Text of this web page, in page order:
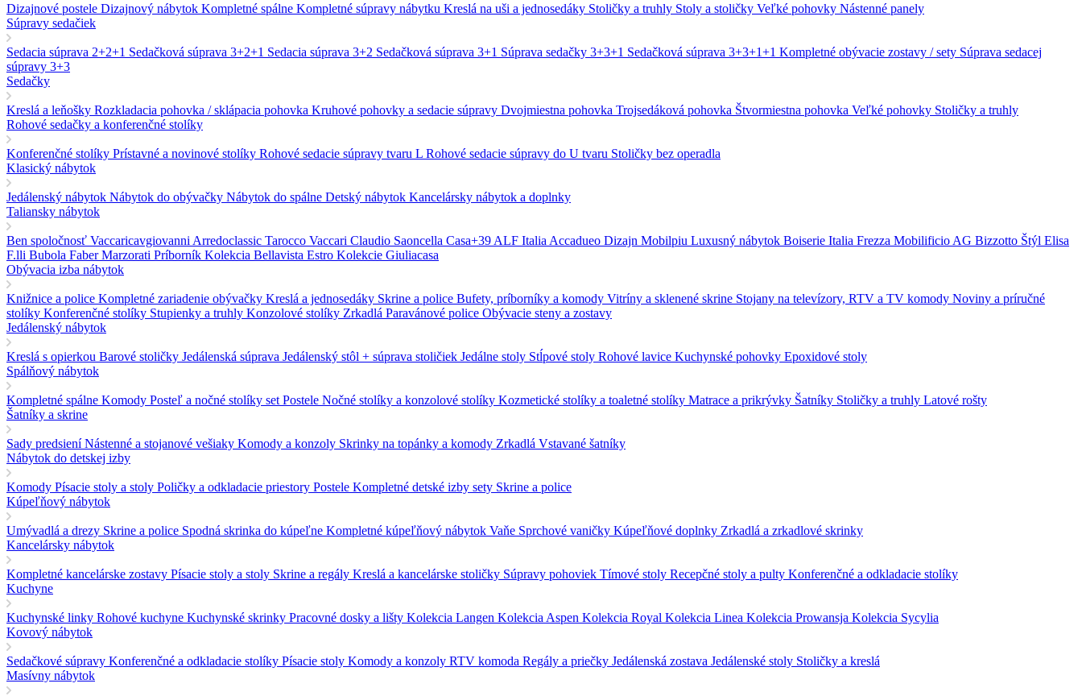
Dizajnové postele Dizajnový nábytok Kompletné spálne Kompletné súpravy nábytku Kreslá na uši a jednosedáky Stoličky a truhly Stoly a stoličky Veľké pohovky Nástenné panely
Súpravy sedačiek
Sedacia súprava 2+2+1 Sedačková súprava 3+2+1 Sedacia súprava 3+2 Sedačková súprava 3+1 Súprava sedačky 3+3+1 Sedačková súprava 3+3+1+1 Kompletné obývacie zostavy / sety Súprava sedacej
súpravy 3+3
Sedačky
Kreslá a leňošky Rozkladacia pohovka / sklápacia pohovka Kruhové pohovky a sedacie súpravy Dvojmiestna pohovka Trojsedáková pohovka Štvormiestna pohovka Veľké pohovky Stoličky a truhly
Rohové sedačky a konferenčné stolíky
Konferenčné stolíky Prístavné a novinové stolíky Rohové sedacie súpravy tvaru L Rohové sedacie súpravy do U tvaru Stoličky bez operadla
Klasický nábytok
Jedálenský nábytok Nábytok do obývačky Nábytok do spálne Detský nábytok Kancelársky nábytok a doplnky
Taliansky nábytok
Ben spoločnosť Vaccaricavgiovanni Arredoclassic Tarocco Vaccari Claudio Saoncella Casa+39 ALF Italia Accadueo Dizajn Mobilpiu Luxusný nábytok Boiserie Italia Frezza Mobilificio AG Bizzotto Štýl Elisa
F.lli Bubola FaberMarzorati Príborník Kolekcia Bellavista Estro Kolekcie Giuliacasa
Obývacia izba nábytok
Knižnice a police Kompletné zariadenie obývačky Kreslá a jednosedáky Skrine a police Bufety, príborníky a komody Vitríny a sklenené skrine Stojany na televízory, RTV a TV komody Noviny a príručné
stolíky Konferenčné stolíky Stupienky a truhly Konzolové stolíky Zrkadlá Paravánové police Obývacie steny a zostavy
Jedálenský nábytok
Kreslá s opierkou Barové stoličky Jedálenská súprava Jedálenský stôl + súprava stoličiek Jedálne stoly Stĺpové stoly Rohové lavice Kuchynské pohovky Epoxidové stoly
Spálňový nábytok
Kompletné spálne Komody Posteľ a nočné stolíky set Postele Nočné stolíky a konzolové stolíky Kozmetické stolíky a toaletné stolíky Matrace a prikrývky Šatníky Stoličky a truhly Latové rošty
Šatníky a skrine
Sady predsieníNástenné a stojanové vešiaky Komody a konzoly Skrinky na topánky a komody Zrkadlá Vstavané šatníky
Nábytok do detskej izby
Komody Písacie stoly a stoly Poličky a odkladacie priestory Postele Kompletné detské izby sety Skrine a police
Kúpeľňový nábytok
Umývadlá a drezy Skrine a police Spodná skrinka do kúpeľne Kompletné kúpeľňový nábytok Vaňe Sprchové vaničky Kúpeľňové doplnky Zrkadlá a zrkadlové skrinky
Kancelársky nábytok
Kompletné kancelárske zostavy Písacie stoly a stoly Skrine a regály Kreslá a kancelárske stoličky Súpravy pohoviek Tímové stoly Recepčné stoly a pulty Konferenčné a odkladacie stolíky
Kuchyne
Kuchynské linky Rohové kuchyne Kuchynské skrinky Pracovné dosky a lišty Kolekcia Langen Kolekcia Aspen Kolekcia Royal Kolekcia Linea Kolekcia Prowansja Kolekcia Sycylia
Kovový nábytok
Sedačkové súpravy Konferenčné a odkladacie stolíky Písacie stoly Komody a konzoly RTV komoda Regály a priečky Jedálenská zostava Jedálenské stoly Stoličky a kreslá
Masívny nábytok